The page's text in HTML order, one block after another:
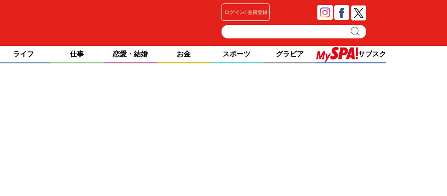
ログイン 会員登録
ライフ 仕事 恋愛・結婚 お金 スポーツ グラビア サブスク